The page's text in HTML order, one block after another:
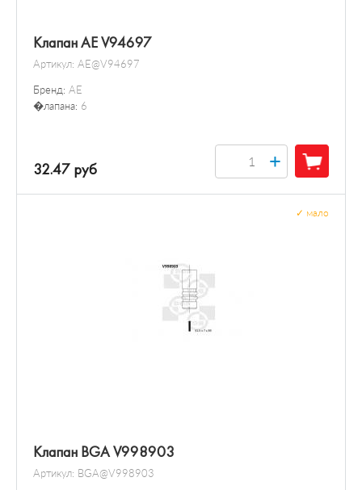
Клапан AE V94697
Артикул: AE@V94697
Бренд: AE
�лапана: 6
32.47 руб +
Клапан BGA V998903
Артикул: BGA@V998903
мало